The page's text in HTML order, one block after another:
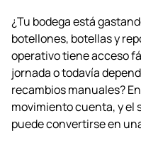
¿Tu bodega está
botellones, botellas y
operativo tiene acceso
jornada o todavía
recambios manuales?
movimiento cuenta, y el
puede convertirse en